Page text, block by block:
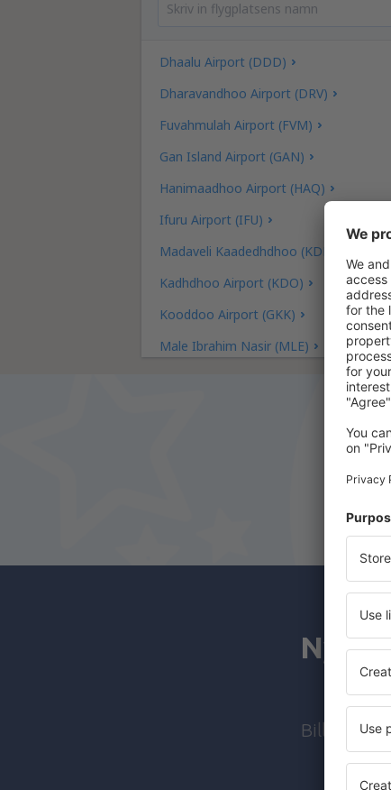
Dhaalu Airport (DDD)
Dharavandhoo Airport (DRV)
Fuvahmulah Airport (FVM)
Gan Island Airport (GAN)
Hanimaadhoo Airport (HAQ)
Ifuru Airport (IFU)
Madaveli Kaadedhdhoo (KDM)
Kadhdhoo Airport (KDO)
Kooddoo Airport (GKK)
Male Ibrahim Nasir (MLE)
Billiga